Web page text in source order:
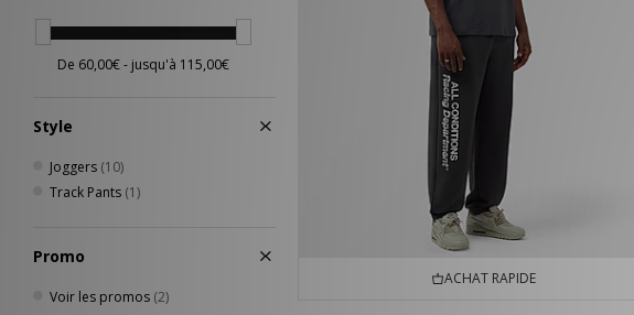
Style
Joggers (10)
Track Pants (1)
Promo
Voir les promos (2)
ACHAT RAPIDE